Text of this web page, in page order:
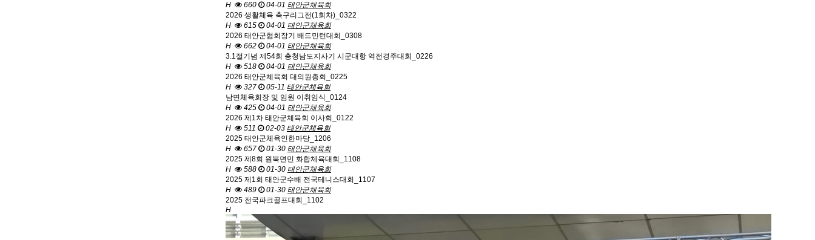
H
660 04-01 태안군체육회
2026 생활체육 축구리그전(1회차)_0322
H
615 04-01 태안군체육회
2026 태안군협회장기 배드민턴대회_0308
H
662 04-01 태안군체육회
3.1절기념 제54회 충청남도지사기 시군대항 역전경주대회_0226
H
518 04-01 태안군체육회
2026 태안군체육회 대의원총회_0225
H
327 05-11 태안군체육회
남면체육회장 및 임원 이취임식_0124
H
425 04-01 태안군체육회
2026 제1차 태안군체육회 이사회_0122
H
511 02-03 태안군체육회
2025 태안군체육인한마당_1206
H
657 01-30 태안군체육회
2025 제8회 원북면민 화합체육대회_1108
H
588 01-30 태안군체육회
2025 제1회 태안군수배 전국테니스대회_1107
H
489 01-30 태안군체육회
2025 전국파크골프대회_1102
H